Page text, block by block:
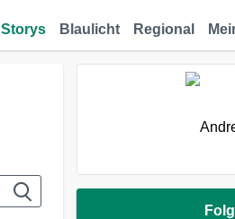
Storys Blaulicht Regional